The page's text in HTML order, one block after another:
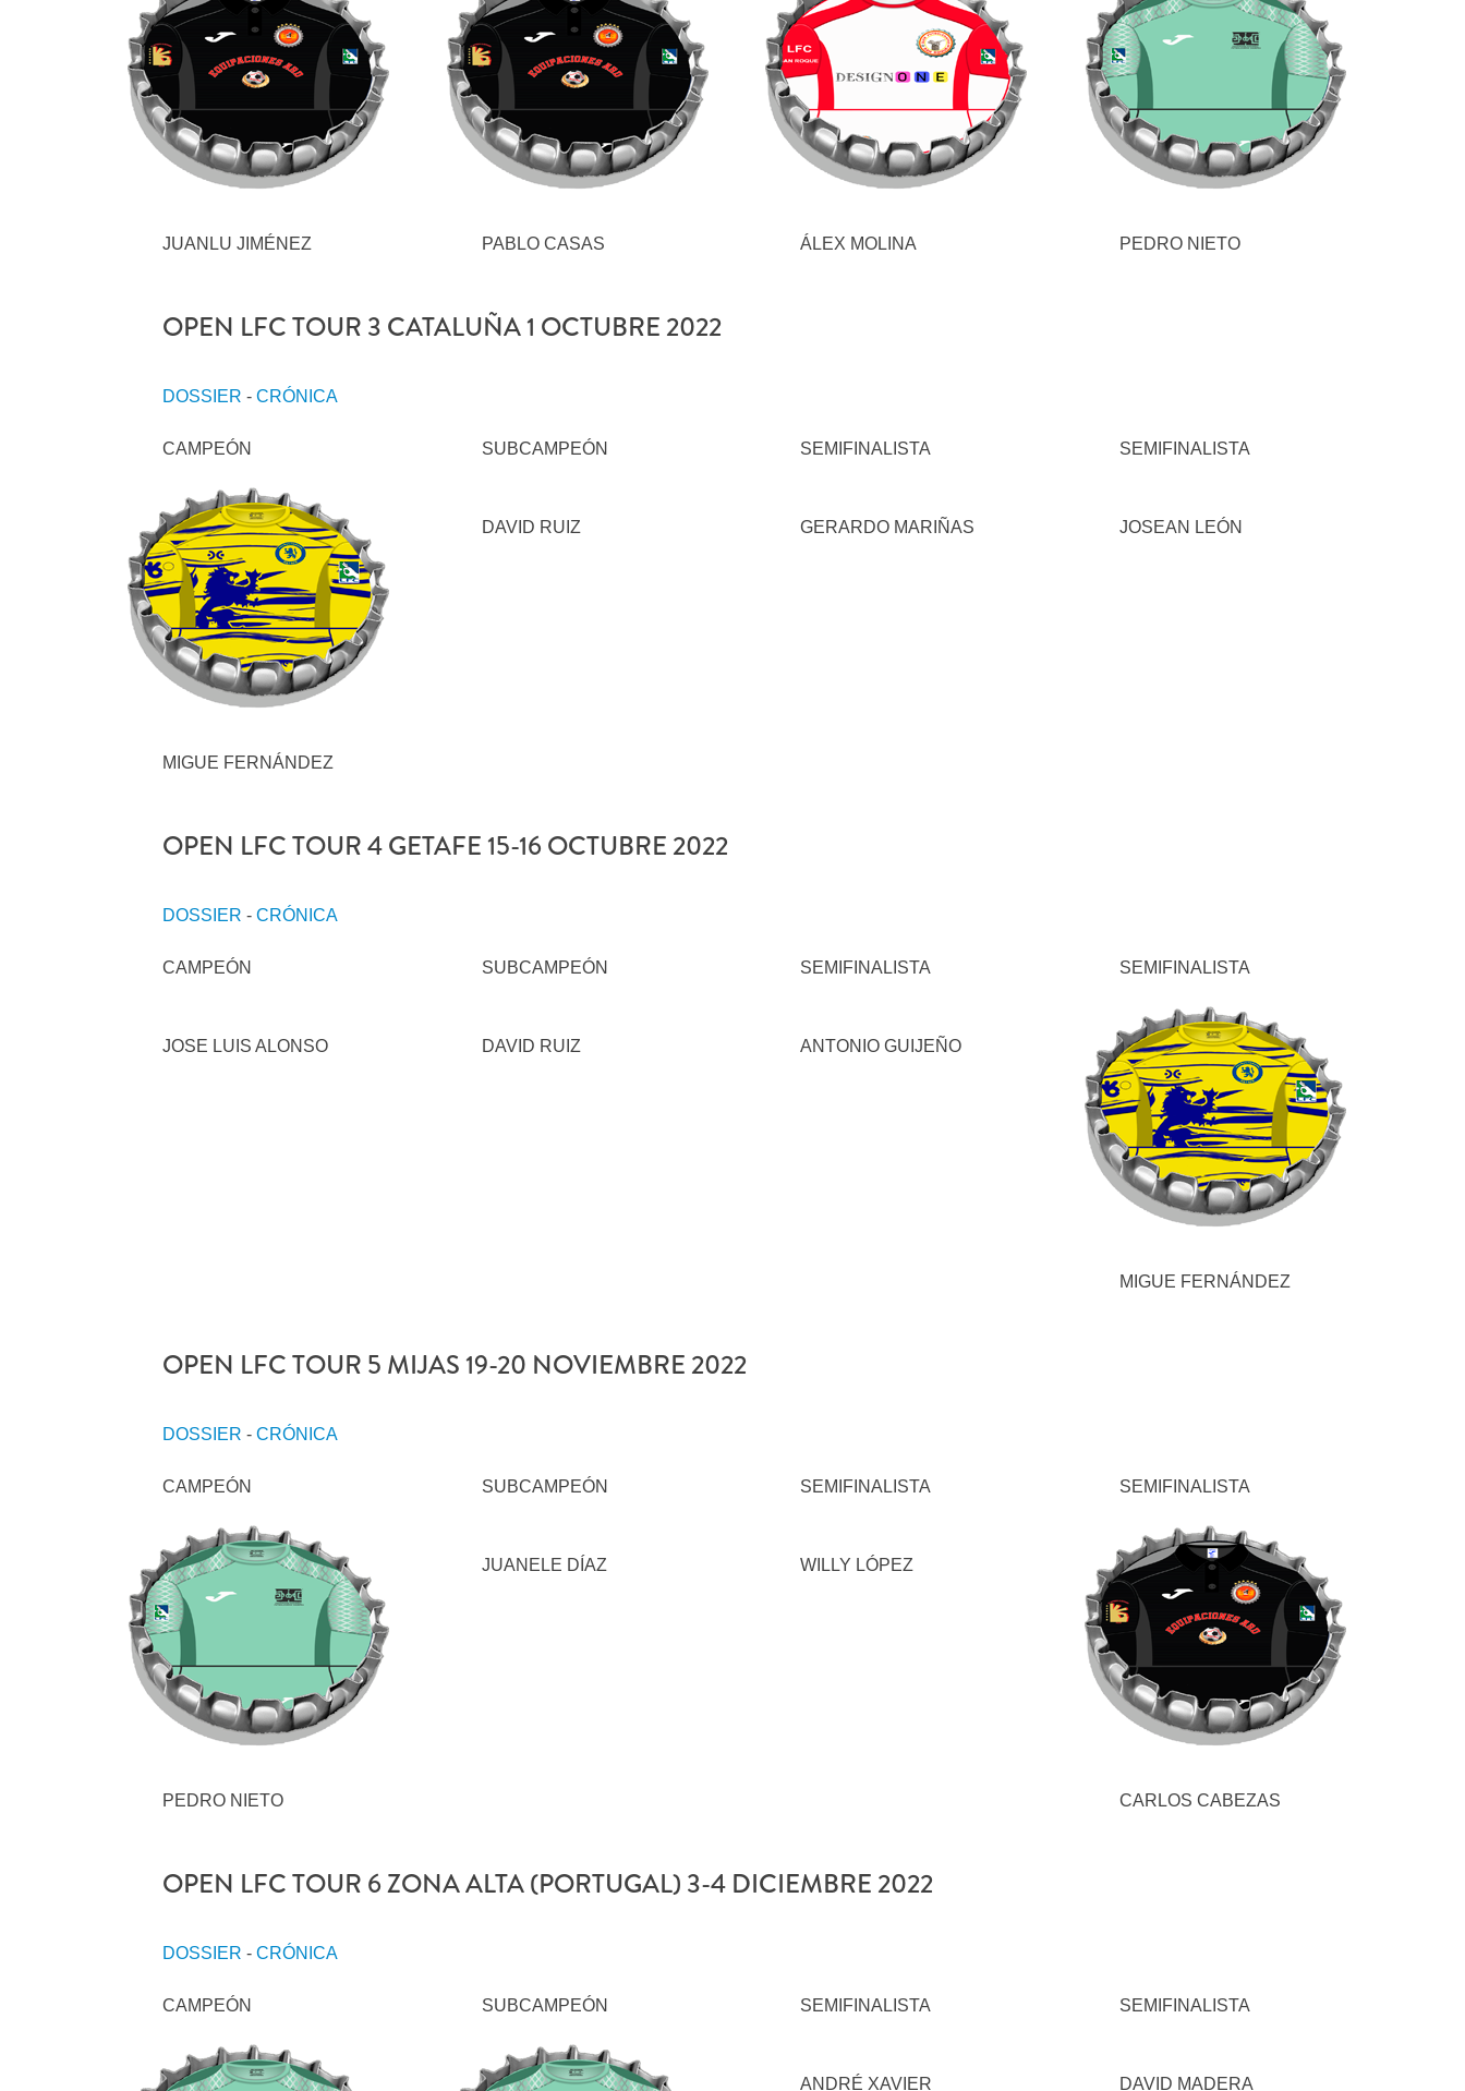
JUANLU JIMÉNEZ PABLO CASAS ÁLEX MOLINA PEDRO NIETO
OPEN LFC TOUR 3 CATALUÑA 1 OCTUBRE 2022
DOSSIER - CRÓNICA
CAMPEÓN
MIGUE FERNÁNDEZ
SUBCAMPEÓN
DAVID RUIZ
SEMIFINALISTA
GERARDO MARIÑAS
SEMIFINALISTA
JOSEAN LEÓN
OPEN LFC TOUR 4 GETAFE 15-16 OCTUBRE 2022
DOSSIER - CRÓNICA
CAMPEÓN
JOSE LUIS ALONSO
SUBCAMPEÓN
DAVID RUIZ
SEMIFINALISTA
ANTONIO GUIJEÑO
SEMIFINALISTA
MIGUE FERNÁNDEZ
OPEN LFC TOUR 5 MIJAS 19-20 NOVIEMBRE 2022
DOSSIER - CRÓNICA
CAMPEÓN
PEDRO NIETO
SUBCAMPEÓN
JUANELE DÍAZ
SEMIFINALISTA
WILLY LÓPEZ
SEMIFINALISTA
CARLOS CABEZAS
OPEN LFC TOUR 6 ZONA ALTA (PORTUGAL) 3-4 DICIEMBRE 2022
DOSSIER - CRÓNICA
CAMPEÓN SUBCAMPEÓN SEMIFINALISTA
ANDRÉ XAVIER
SEMIFINALISTA
DAVID MADERA